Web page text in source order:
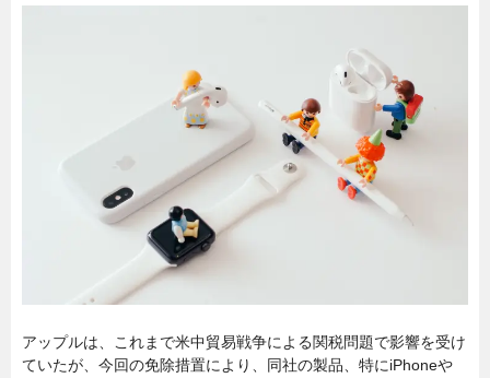
アップルは、これまで米中貿易戦争による関税問題で影響を受け
ていたが、今回の免除措置により、同社の製品、特にiPhoneや